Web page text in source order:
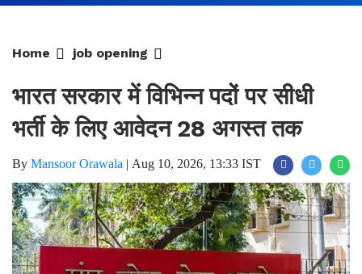
भारत सरकार में विभिन्न पदों पर सीधी
भर्ती के लिए आवेदन 28 अगस्त तक
Mansoor Orawala Aug 10, 2026, 13:33 IST